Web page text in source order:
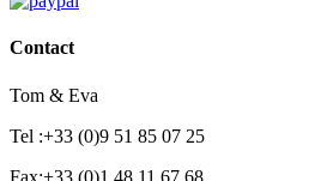
Contact
Tom & Eva
Tel :+33 (0)9 51 85 07 25
Fax:+33 (0)1 48 11 67 68